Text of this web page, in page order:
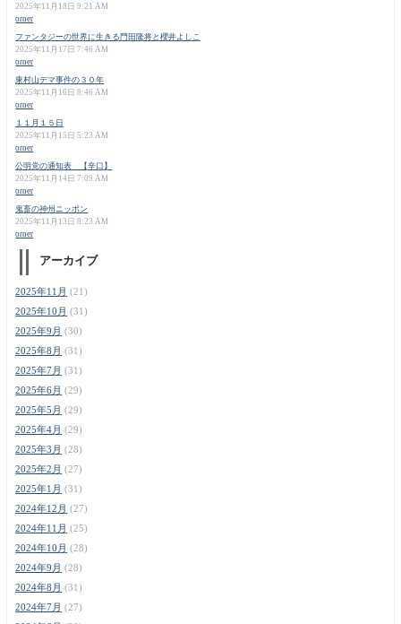
2025年11月18日 9:21 AM
orner
ファンタジーの世界に生きる門田隆将と櫻井よしこ
2025年11月17日 7:46 AM
orner
東村山デマ事件の３０年
2025年11月16日 8:46 AM
orner
１１月１５日
2025年11月15日 5:23 AM
orner
公明党の通知表 【辛口】
2025年11月14日 7:09 AM
orner
鬼畜の神州ニッポン
2025年11月13日 8:23 AM
orner
アーカイブ
2025年11月 (21)
2025年10月 (31)
2025年9月 (30)
2025年8月 (31)
2025年7月 (31)
2025年6月 (29)
2025年5月 (29)
2025年4月 (29)
2025年3月 (28)
2025年2月 (27)
2025年1月 (31)
2024年12月 (27)
2024年11月 (25)
2024年10月 (28)
2024年9月 (28)
2024年8月 (31)
2024年7月 (27)